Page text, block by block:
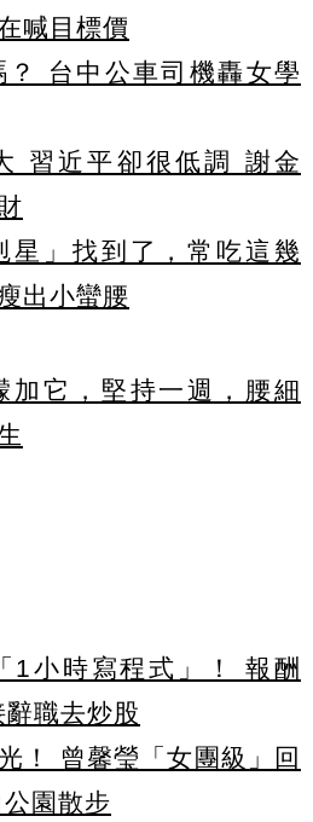
喊目標價
台中公車司機轟女學
習近平卻很低調 謝金
」找到了，常吃這幾
出小蠻腰
它，堅持一週，腰細
1小時寫程式」！ 報酬
職去炒股
！ 曾馨瑩「女團級」回
園散步